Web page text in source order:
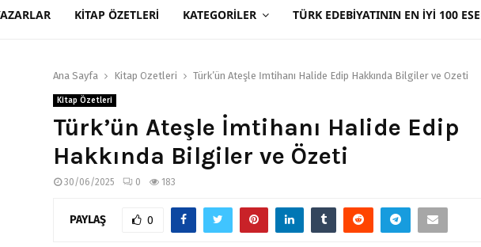
KITAP ÖZETLERI KATEGORILER TÜRK EDEBIYATININ EN İYI 100
Ana Sayfa Kitap Özetleri Türk’ün Ateşle İmtihanı Halide Edip Hakkında Bilgiler ve Özeti
Kitap Özetleri
Türk’ün Ateşle İmtihanı Halide Edip
Hakkında Bilgiler ve Özeti
30/06/2025 0 183
PAYLAŞ 0